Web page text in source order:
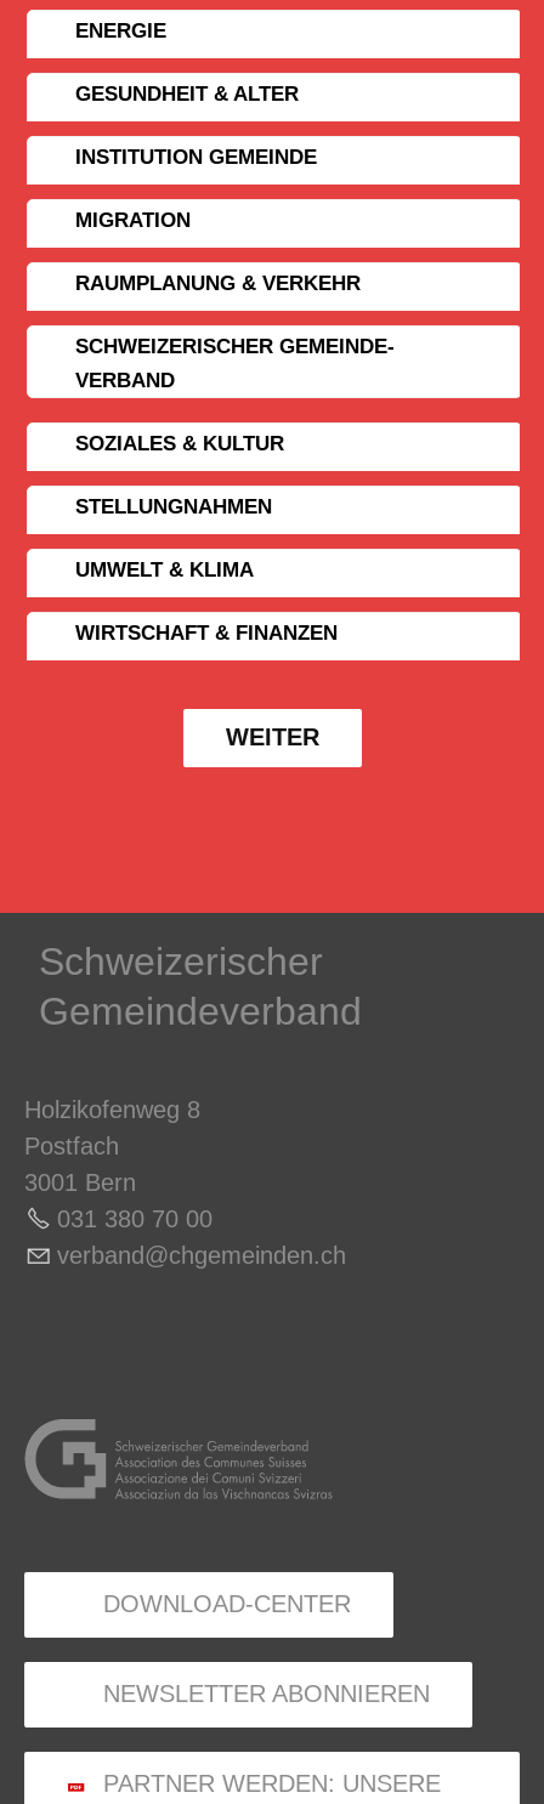
ENERGIE
GESUNDHEIT & ALTER
INSTITUTION GEMEINDE
MIGRATION
RAUMPLANUNG & VERKEHR
SCHWEIZERISCHER GEMEINDE­
VERBAND
SOZIALES & KULTUR
STELLUNGNAHMEN
UMWELT & KLIMA
WIRTSCHAFT & FINANZEN
WEITER
Schweizerischer
Gemeindeverband
Holzikofenweg 8
Postfach
3001 Bern
031 380 70 00
v rb nd chg m nd n ch
DOWNLOAD-CENTER
NEWSLETTER ABONNIEREN
PARTNER WERDEN: UNSERE